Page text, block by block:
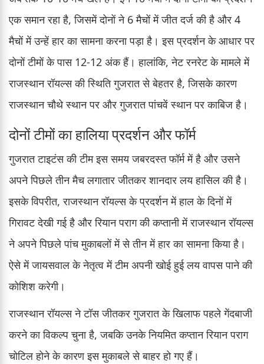
एक समान रहा है, जिसमें दोनों ने 6 मैचों में जीत दर्ज की है और 4
मैचों में उन्हें हार का सामना करना पड़ा है। इस प्रदर्शन के आधार पर
दोनों टीमों के पास 12-12 अंक हैं। हालांकि, नेट रनरेट के मामले में
राजस्थान रॉयल्स की स्थिति गुजरात से बेहतर है, जिसके कारण
राजस्थान चौथे स्थान पर और गुजरात पांचवें स्थान पर काबिज है।
दोनों टीमों का हालिया प्रदर्शन और फॉर्म
गुजरात टाइटंस की टीम इस समय जबरदस्त फॉर्म में है और उसने
अपने पिछले तीन मैच लगातार जीतकर शानदार लय हासिल की है।
इसके विपरीत, राजस्थान रॉयल्स के प्रदर्शन में हाल के दिनों में
गिरावट देखी गई है और रियान पराग की कप्तानी में राजस्थान रॉयल्स
ने अपने पिछले पांच मुकाबलों में से तीन में हार का सामना किया है।
ऐसे में जायसवाल के नेतृत्व में टीम अपनी खोई हुई लय वापस पाने की
कोशिश करेगी।
राजस्थान रॉयल्स ने टॉस जीतकर गुजरात के खिलाफ पहले गेंदबाजी
करने का विकल्प चुना है, जबकि उनके नियमित कप्तान रियान पराग
चोटिल होने के कारण इस मुकाबले से बाहर हो गए हैं।